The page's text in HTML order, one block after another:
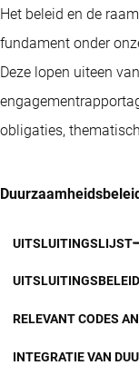
Het beleid en de
fundament onder
Deze lopen uiteen
obligaties,
UITSLUITINGSLIJST
UITSLUITINGSBELEID
RELEVANT CODES
INTEGRATIE VAN